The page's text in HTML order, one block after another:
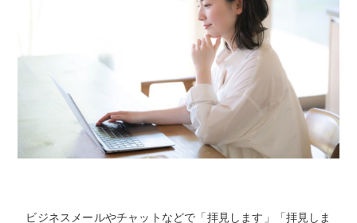
ビジネスメールやチャットなどで「拝見します」「拝見しま